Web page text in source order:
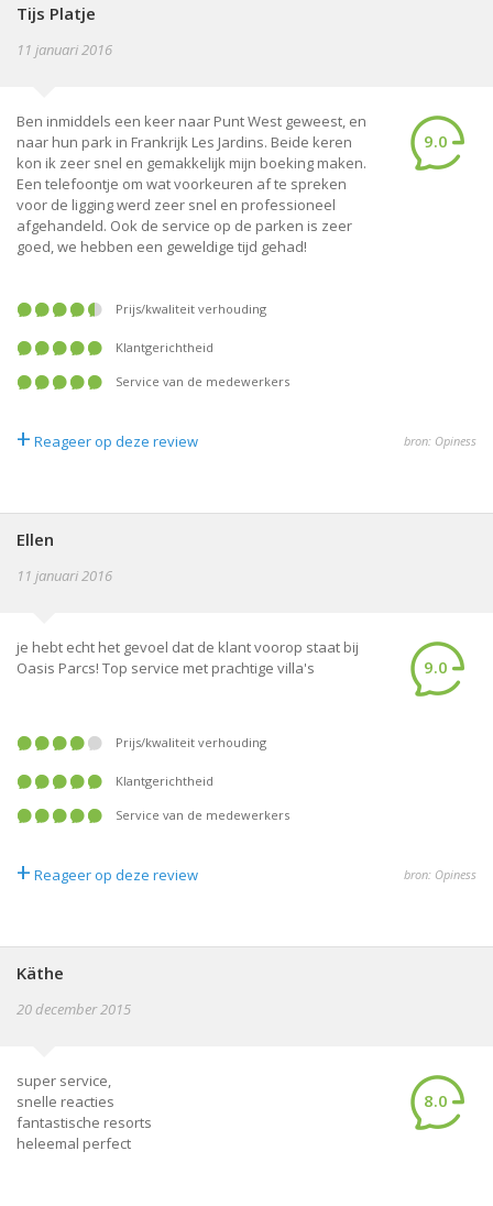
Tijs Platje
11 januari 2016
Ben inmiddels een keer naar Punt West geweest, en
naar hun park in Frankrijk Les Jardins. Beide keren
kon ik zeer snel en gemakkelijk mijn boeking maken.
Een telefoontje om wat voorkeuren af te spreken
voor de ligging werd zeer snel en professioneel
afgehandeld. Ook de service op de parken is zeer
goed, we hebben een geweldige tijd gehad!
9.0
prijs/kwaliteit verhouding
klantgerichtheid
service van de medewerkers
+ Reageer op deze review bron: Opiness
Ellen
11 januari 2016
je hebt echt het gevoel dat de klant voorop staat bij
Oasis Parcs! Top service met prachtige villa's
9.0
prijs/kwaliteit verhouding
klantgerichtheid
service van de medewerkers
+ Reageer op deze review bron: Opiness
Käthe
20 december 2015
super service,
snelle reacties
fantastische resorts
heleemal perfect
8.0